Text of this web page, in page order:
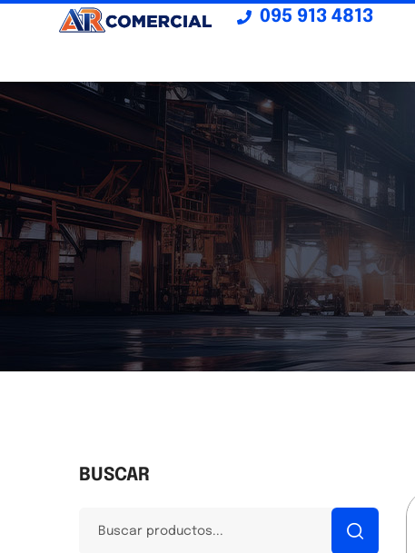
095 913 4813
BUSCAR